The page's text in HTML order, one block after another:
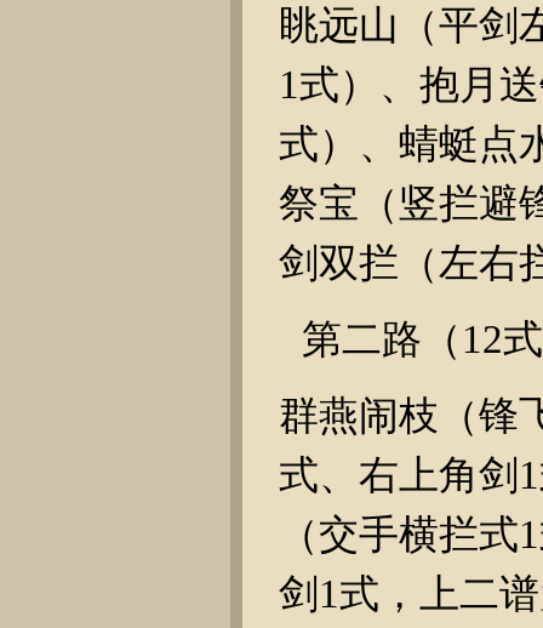
眺远山（平剑
1式）、抱月
式）、蜻蜓点
祭宝（竖拦避
剑双拦（左右
第二路（ 12
群燕闹枝（锋
式、右上角剑 1
（交手横拦式1
剑 1式，上二